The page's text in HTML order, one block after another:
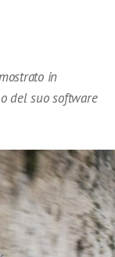
in
del suo software